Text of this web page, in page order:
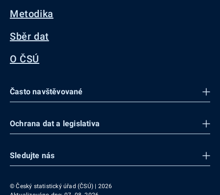
Metodika
Sběr dat
O ČSÚ
Často navštěvované
Ochrana dat a legislativa
Sledujte nás
© Český statistický úřad (ČSÚ) | 2026